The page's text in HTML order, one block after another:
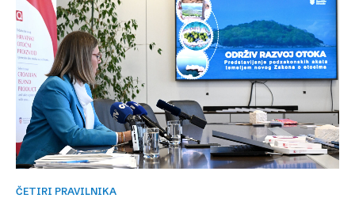
ČETIRI PRAVILNIKA